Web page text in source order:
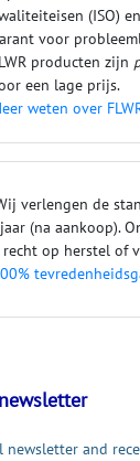
(ISO)
voor
producten zijn
een lage prijs.
weten over
verlengen de
(na aankoop).
op herstel of
and